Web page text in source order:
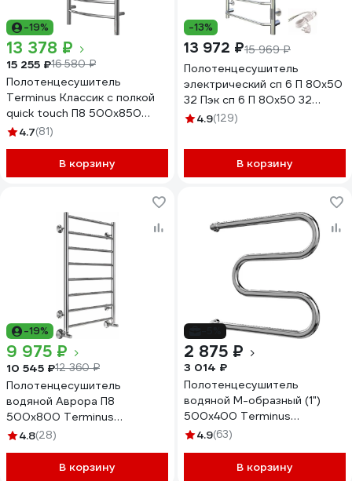
-19%
13 378 ₽
15 255 ₽16 580 ₽
Полотенцесушитель
Terminus Классик с полкой
quick touch П8 500x850
4670078531414
4.7(81)
В корзину
-13%
13 972 ₽15 969 ₽
Полотенцесушитель
электрический сп 6 П 80х50
32 Пэк сп 6 П 80х50 32
Тругор 00267364 00-
4.9(129)
В корзину
-19%
9 975 ₽
10 545 ₽12 360 ₽
Полотенцесушитель
водяной Аврора П8
500x800 Terminus
4670078529947
4.8(28)
В корзину
2 875 ₽
3 014 ₽
Полотенцесушитель
водяной М-образный (1")
500x400 Terminus
4620768881138
4.9(63)
В корзину